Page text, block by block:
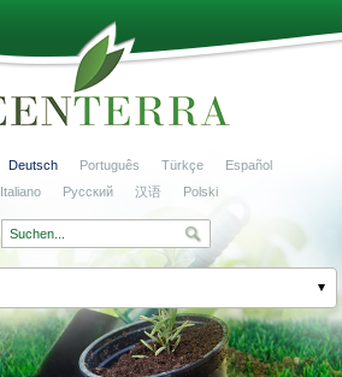
Deutsch Português Türkçe
Español
Italiano Русский 汉语 Polski